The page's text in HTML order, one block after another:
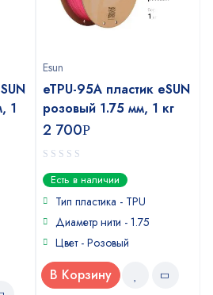
1
Esun
eTPU-95A пластик eSUN
розовый 1.75 мм, 1 кг
2 700Р
0
out
of
Есть в наличии
Тип пластика - TPU
Диаметр нити - 1.75
Цвет - Розовый
В Корзину